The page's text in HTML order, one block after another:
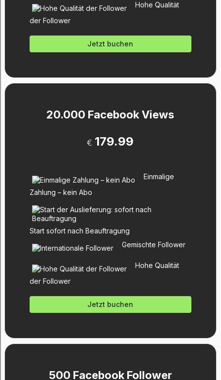
Hohe Qualität
der Follower
Jetzt buchen
20.000 Facebook Views
€ 179.99
Einmalige
Zahlung – kein Abo
Start sofort nach Beauftragung
Gemischte Follower
Hohe Qualität
der Follower
Jetzt buchen
500 Facebook Follower